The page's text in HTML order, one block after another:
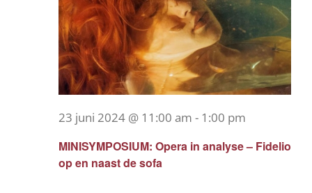
MINISYMPOSIUM: Opera in analyse – Fidelio
op en naast de sofa
23 juni 2024 @ 11:00 am - 1:00 pm